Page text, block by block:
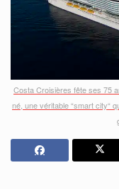
Costa Croisières fête ses 75
né, une véritable “smart city“